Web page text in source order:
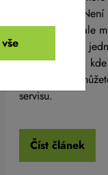
nám daleko?
přímo domů, ale
služeb a využít
výdejních míst,
připravené a
servisu.
Číst článek